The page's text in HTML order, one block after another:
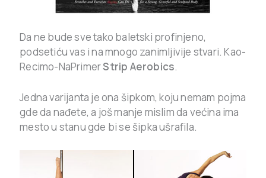
Da ne bude sve tako baletski profinjeno,
podsetiću vas i na mnogo zanimljivije stvari. Kao-
Recimo-NaPrimerStrip Aerobics.
Jedna varijanta je ona šipkom, koju nemam pojma
gde da nađete, a još manje mislim da većina ima
mesto u stanu gde bi se šipka ušrafila.